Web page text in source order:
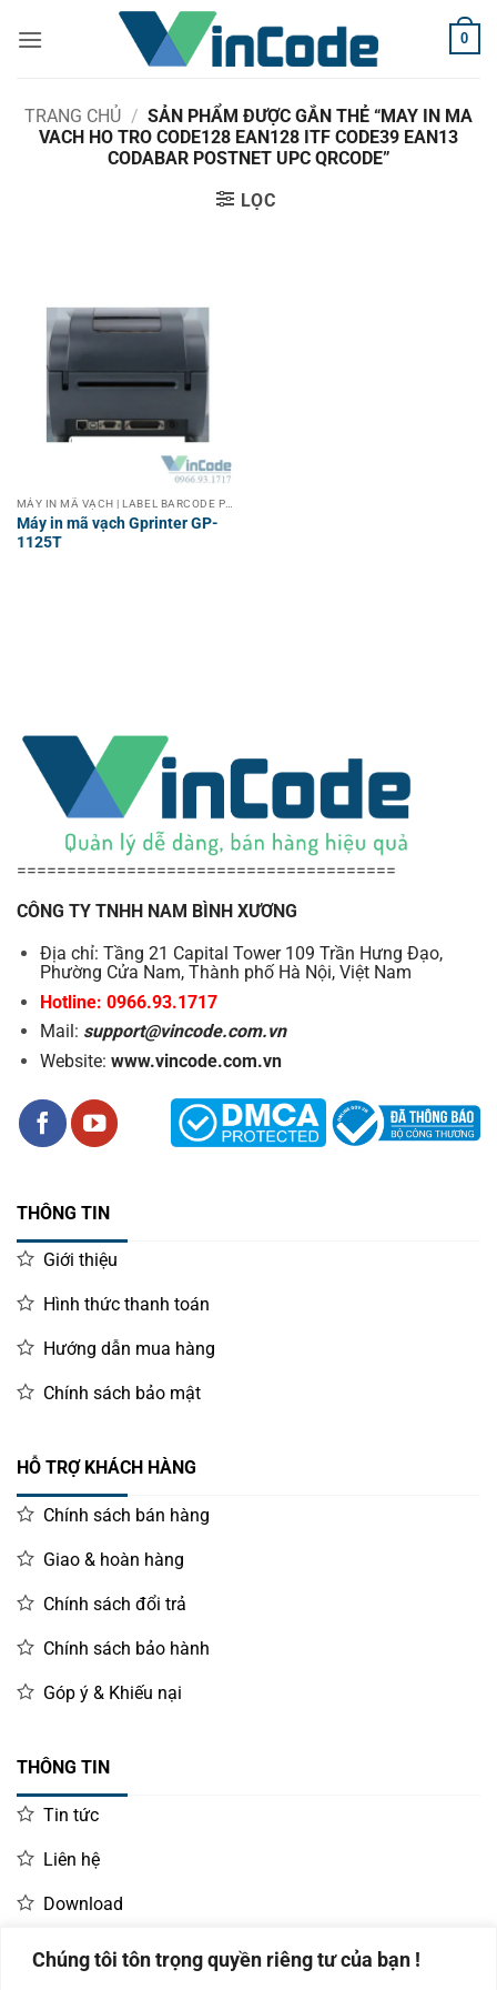
Chúng tôi tôn trọng quyền riêng tư của bạn !
qua
0
TRANG CHỦ / SẢN PHẨM ĐƯỢC GẮN THẺ “MAY IN MA
VACH HO TRO CODE128 EAN128 ITF CODE39 EAN13
CODABAR POSTNET UPC QRCODE”
LỌC
Máy in mã vạch Gprinter GP-
1125T
======================================
CÔNG TY TNHH NAM BÌNH XƯƠNG
Địa chỉ: Tầng 21 Capital Tower 109 Trần Hưng Đạo,
Phường Cửa Nam, Thành phố Hà Nội, Việt Nam
Hotline: 0966.93.1717
Mail: support@vincode.com.vn
Website: www.vincode.com.vn
THÔNG TIN
Giới thiệu
Hình thức thanh toán
Hướng dẫn mua hàng
Chính sách bảo mật
HỖ TRỢ KHÁCH HÀNG
Chính sách bán hàng
Giao & hoàn hàng
Chính sách đổi trả
Chính sách bảo hành
Góp ý & Khiếu nại
THÔNG TIN
Tin tức
Liên hệ
Download
LIÊN HỆ MUA HÀNG